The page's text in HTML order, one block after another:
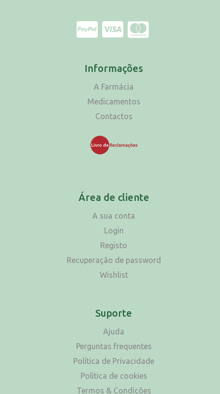
Informações
A Farmácia
Medicamentos
Contactos
Área de cliente
A sua conta
Login
Registo
Recuperação de password
Wishlist
Suporte
Ajuda
Perguntas frequentes
Política de Privacidade
Política de cookies
Termos & Condições